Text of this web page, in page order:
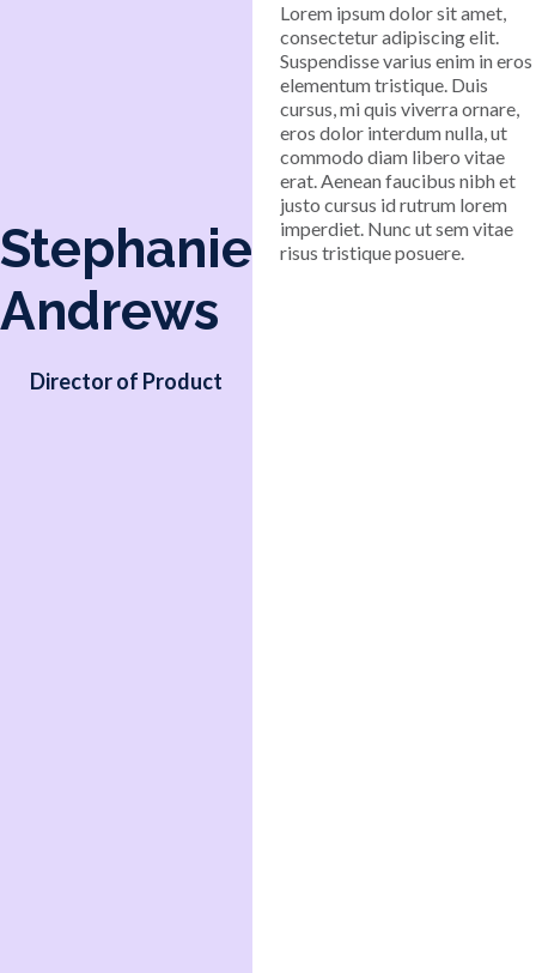
Stephanie
Andrews
Director of Product
Lorem ipsum dolor sit amet,
consectetur adipiscing elit.
Suspendisse varius enim in eros
elementum tristique. Duis
cursus, mi quis viverra ornare,
eros dolor interdum nulla, ut
commodo diam libero vitae
erat. Aenean faucibus nibh et
justo cursus id rutrum lorem
imperdiet. Nunc ut sem vitae
risus tristique posuere.